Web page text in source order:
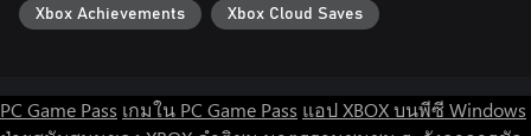
Xbox Achievements Xbox Cloud Saves
PC Game Pass เกมใน PC Game Pass แอป XBOX บนพีซี Windows